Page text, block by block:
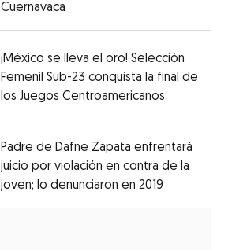
Cuernavaca
¡México se lleva el oro! Selección
Femenil Sub-23 conquista la final de
los Juegos Centroamericanos
Padre de Dafne Zapata enfrentará
juicio por violación en contra de la
joven; lo denunciaron en 2019